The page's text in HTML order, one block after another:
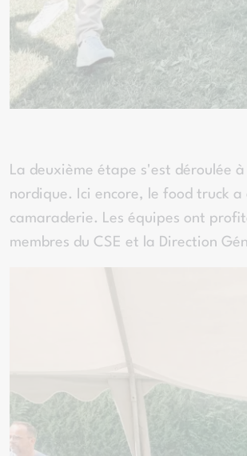
La deuxième étape s'est déroulée
nordique. Ici encore, le food truck
camaraderie. Les équipes ont
membres du CSE et la Direction